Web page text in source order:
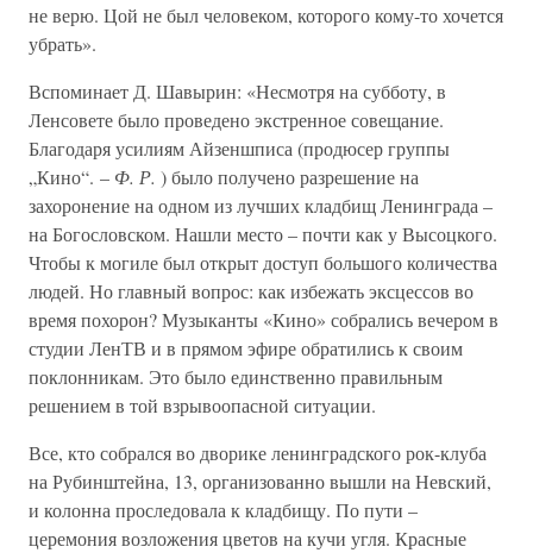
не верю. Цой не был человеком, которого кому-то хочется
убрать».
Вспоминает Д. Шавырин: «Несмотря на субботу, в
Ленсовете было проведено экстренное совещание.
Благодаря усилиям Айзеншписа (продюсер группы
„Кино“. – Ф. Р. ) было получено разрешение на
захоронение на одном из лучших кладбищ Ленинграда –
на Богословском. Нашли место – почти как у Высоцкого.
Чтобы к могиле был открыт доступ большого количества
людей. Но главный вопрос: как избежать эксцессов во
время похорон? Музыканты «Кино» собрались вечером в
студии ЛенТВ и в прямом эфире обратились к своим
поклонникам. Это было единственно правильным
решением в той взрывоопасной ситуации.
Все, кто собрался во дворике ленинградского рок-клуба
на Рубинштейна, 13, организованно вышли на Невский,
и колонна проследовала к кладбищу. По пути –
церемония возложения цветов на кучи угля. Красные